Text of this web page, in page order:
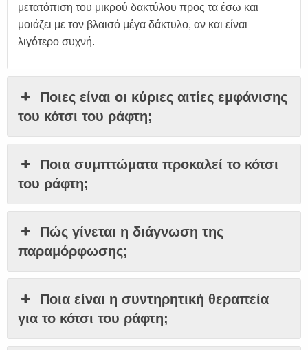
μετατόπιση του μικρού δακτύλου προς τα έσω και
μοιάζει με τον βλαισό μέγα δάκτυλο, αν και είναι
λιγότερο συχνή.
Ποιες είναι οι κύριες αιτίες εμφάνισης
του κότσι του ράφτη;
Ποια συμπτώματα προκαλεί το κότσι
του ράφτη;
Πώς γίνεται η διάγνωση της
παραμόρφωσης;
Ποια είναι η συντηρητική θεραπεία
για το κότσι του ράφτη;